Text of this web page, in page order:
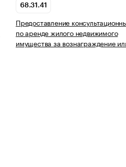
68.31.41
Предоставление
по аренде жилого недвижимого
имущества за вознаграждение